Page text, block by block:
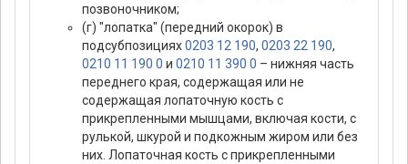
позвоночником;
(г) "лопатка" (передний окорок) в
подсубпозициях0203 12 190, 0203 22 190,
0210 11 190 0 и 0210 11 390 0 – нижняя часть
переднего края, содержащая или не
содержащая лопаточную кость с
прикрепленными мышцами, включая кости, с
рулькой, шкурой и подкожным жиром или без
них. Лопаточная кость с прикрепленными